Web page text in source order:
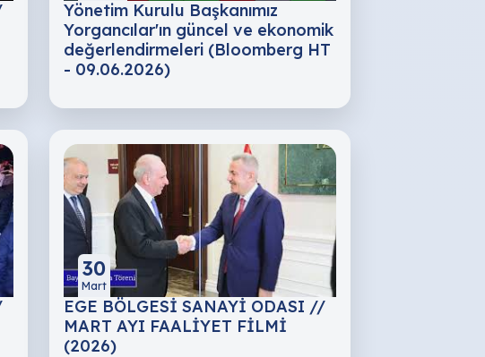
Yönetim Kurulu Başkanımız
Yorgancılar'ın güncel ve ekonomik
değerlendirmeleri (Bloomberg HT
- 09.06.2026)
30
Mart
EGE BÖLGESİ SANAYİ ODASI //
MART AYI FAALİYET FİLMİ
(2026)